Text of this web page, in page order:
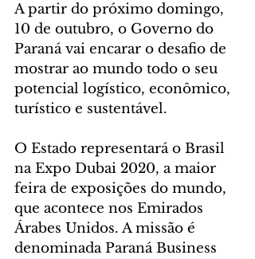
A partir do próximo domingo,
10 de outubro, o Governo do
Paraná vai encarar o desafio de
mostrar ao mundo todo o seu
potencial logístico, econômico,
turístico e sustentável.
O Estado representará o Brasil
na Expo Dubai 2020, a maior
feira de exposições do mundo,
que acontece nos Emirados
Árabes Unidos. A missão é
denominada Paraná Business